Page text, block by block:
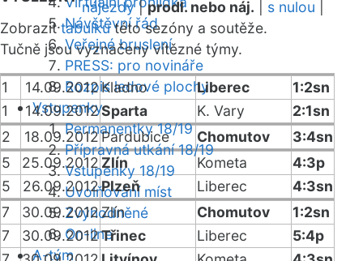
Návštěvní řád
Veřejné bruslení
PRESS: pro novináře
Rozpis ledové plochy
Vstupenky
Permanentky 18/19
Přípravná utkání 18/19
Vstupenky 18/19
Uvolňování míst
Zvýhodněné
On-line
A-tým
nájezdy|prodl. nebo náj. s nulou
Zobrazittabulkutéto sezóny a soutěže.
Tučně jsou vyznačeny vítězné týmy.
1 14.09.2012Kladno Liberec
1:2sn
1
14.09.2012Sparta K. Vary
2:1sn
2
18.09.2012Pardubice Chomutov
3:4sn
5
25.09.2012 Zlín Kometa
4:3p
5
26.09.2012Plzeň Liberec
4:3sn
7
30.09.2012Zlín Chomutov
1:2sn
7
30.09.2012Třinec Liberec
5:4p